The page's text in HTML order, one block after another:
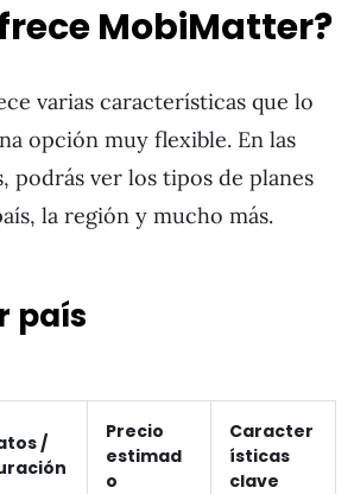
MobiMatter?
varias características que lo
opción muy flexible. En las
podrás ver los tipos de planes
la región y mucho más.
país
/
Precio
estimad
o
Caracter
ísticas
clave